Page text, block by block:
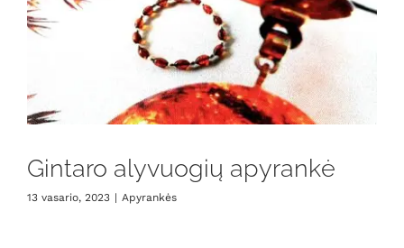
Gintaro alyvuogių apyrankė
13 vasario, 2023 | Apyrankės